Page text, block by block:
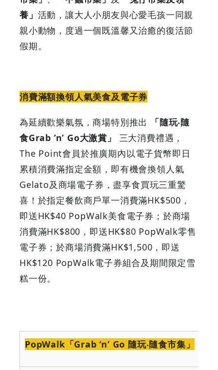
養」 活動，讓大人小朋友與心愛毛孩一同親
親小動物，度過一個既溫馨又治癒的復活節
假期。
消費滿額換領人氣美食及電子券
為延續歡樂氣氛，商場特別推出
「隨玩‧隨
食Grab ’n’ Go大激賞」
三大消費禮遇，
The Point會員於推廣期內以電子貨幣即日
累積消費滿指定金額，即有機會換領人氣
Gelato及商場電子券，盡享食買玩三重驚
喜！於指定餐飲商戶單一消費滿HK$500，
即送HK$40 PopWalk美食電子券；於商場
消費滿HK$800，即送HK$80 PopWalk零售
電子券；於商場消費滿HK$1,500，即送
HK$120 PopWalk電子券組合及期間限定雪
糕一份。
PopWalk 「Grab ‘n’ Go隨玩‧隨食市集」